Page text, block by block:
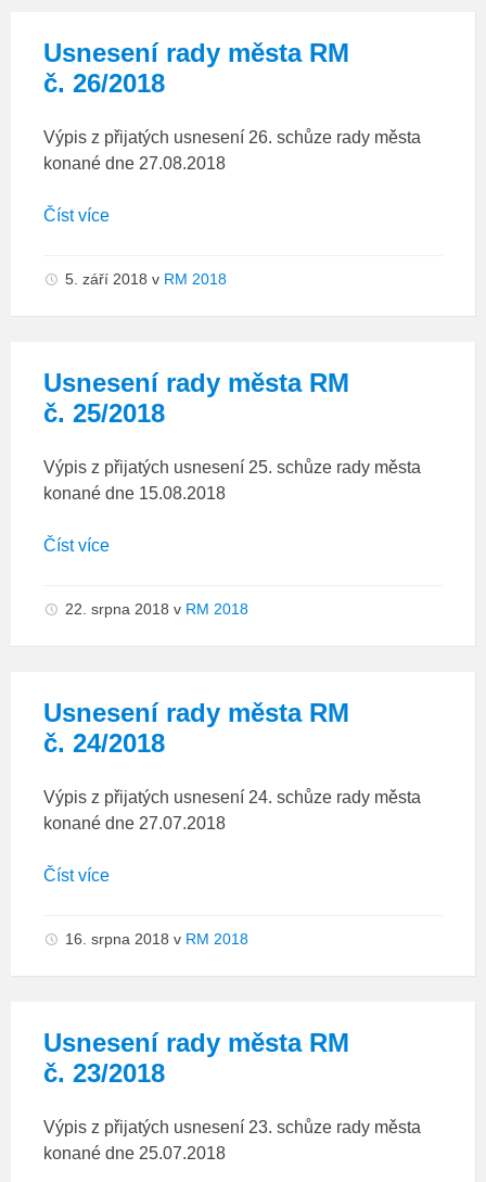
Usnesení rady města RM
č. 26/2018
Výpis z přijatých usnesení 26. schůze rady města
konané dne 27.08.2018
Číst více
5. září 2018 v RM 2018
Usnesení rady města RM
č. 25/2018
Výpis z přijatých usnesení 25. schůze rady města
konané dne 15.08.2018
Číst více
22. srpna 2018 v RM 2018
Usnesení rady města RM
č. 24/2018
Výpis z přijatých usnesení 24. schůze rady města
konané dne 27.07.2018
Číst více
16. srpna 2018 v RM 2018
Usnesení rady města RM
č. 23/2018
Výpis z přijatých usnesení 23. schůze rady města
konané dne 25.07.2018